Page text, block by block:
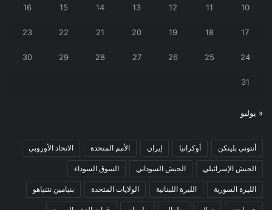
10
11
12
13
14
15
16
17
18
19
20
21
22
23
24
25
26
27
28
29
30
31
« يوليو
أنتوني بلينكن أوكرانيا إيران الأمم المتحدة الاتحاد الأوروبي
الجيش الإسرائيلي الجيش السوداني السوق السوداء
الليرة السورية الليرة اللبنانية الولايات المتحدة بنيامين نتنياهو